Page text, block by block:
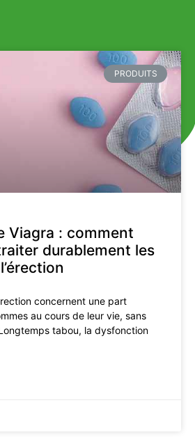
PRODUITS
Viagra : comment
durablement les
concernent une part
au cours de leur vie, sans
tabou, la dysfonction